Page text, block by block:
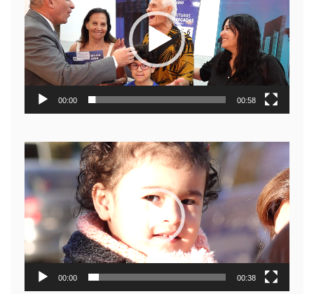
video
00:00 00:58
Reproductor
de
video
00:00 00:38